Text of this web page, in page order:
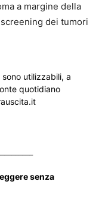
a margine della
dei tumori
utilizzabili, a
quotidiano
senza